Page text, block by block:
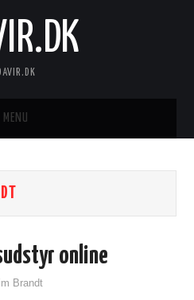
MENU
online
Brandt